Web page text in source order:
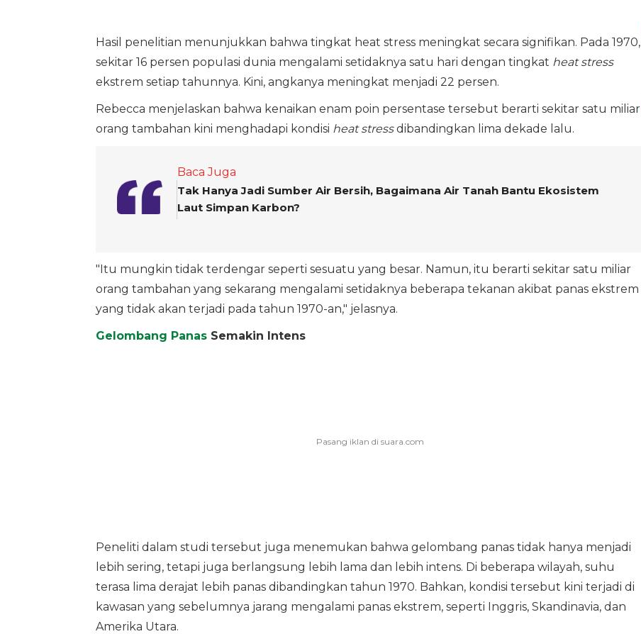
Hasil penelitian menunjukkan bahwa tingkat heat stress meningkat secara signifikan. Pada 1970,
sekitar 16 persen populasi dunia mengalami setidaknya satu hari dengan tingkat heat stress
ekstrem setiap tahunnya. Kini, angkanya meningkat menjadi 22 persen.
Rebecca menjelaskan bahwa kenaikan enam poin persentase tersebut berarti sekitar satu miliar
orang tambahan kini menghadapi kondisi heat stressdibandingkan lima dekade lalu.
Baca Juga
Tak Hanya Jadi Sumber Air Bersih, Bagaimana Air Tanah Bantu Ekosistem
Laut Simpan Karbon?
"Itu mungkin tidak terdengar seperti sesuatu yang besar. Namun, itu berarti sekitar satu miliar
orang tambahan yang sekarang mengalami setidaknya beberapa tekanan akibat panas ekstrem
yang tidak akan terjadi pada tahun 1970-an," jelasnya.
Gelombang PanasSemakin Intens
Peneliti dalam studi tersebut juga menemukan bahwa gelombang panas tidak hanya menjadi
lebih sering, tetapi juga berlangsung lebih lama dan lebih intens. Di beberapa wilayah, suhu
terasa lima derajat lebih panas dibandingkan tahun 1970. Bahkan, kondisi tersebut kini terjadi di
kawasan yang sebelumnya jarang mengalami panas ekstrem, seperti Inggris, Skandinavia, dan
Amerika Utara.